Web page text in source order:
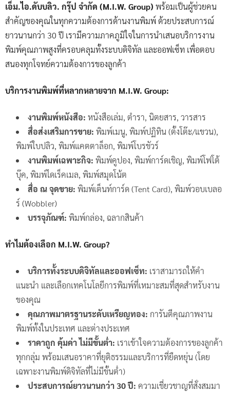
เอ็ม.ไอ.ดับบลิว. กรุ๊ป จำกัด (M.I.W. Group) พร้อมเป็นผู้ช่วยคน
สำคัญของคุณในทุกความต้องการด้านงานพิมพ์ ด้วยประสบการณ์
ยาวนานกว่า 30 ปี เรามีความภาคภูมิใจในการนำเสนอบริการงาน
พิมพ์คุณภาพสูงที่ครอบคลุมทั้งระบบดิจิทัล และออฟเซ็ท เพื่อตอบ
สนองทุกโจทย์ความต้องการของลูกค้า
บริการงานพิมพ์ที่หลากหลายจาก M.I.W. Group:
งานพิมพ์หนังสือ: หนังสือเล่ม, ตำรา, นิตยสาร, วารสาร
สื่อส่งเสริมการขาย: พิมพ์เมนู, พิมพ์ปฏิทิน (ตั้งโต๊ะ/แขวน),
พิมพ์ใบปลิว, พิมพ์แคตตาล็อก, พิมพ์โบรชัวร์
งานพิมพ์เฉพาะกิจ: พิมพ์คูปอง, พิมพ์การ์ดเชิญ, พิมพ์โฟโต้
บุ๊ค, พิมพ์ไดเร็คเมล, พิมพ์สมุดโน้ต
สื่อ ณ จุดขาย: พิมพ์เต็นท์การ์ด (Tent Card), พิมพ์วอบเบลอ
ร์ (Wobbler)
บรรจุภัณฑ์: พิมพ์กล่อง, ฉลากสินค้า
ทำไมต้องเลือก M.I.W. Group?
บริการทั้งระบบดิจิทัลและออฟเซ็ท: เราสามารถให้คำ
แนะนำ และเลือกเทคโนโลยีการพิมพ์ที่เหมาะสมที่สุดสำหรับงาน
ของคุณ
คุณภาพมาตรฐานระดับเหรียญทอง: การันตีคุณภาพงาน
พิมพ์ทั้งในประเทศ และต่างประเทศ
ราคาถูก คุ้มค่า ไม่มีขั้นต่ำ: เราเข้าใจความต้องการของลูกค้า
ทุกกลุ่ม พร้อมเสนอราคาที่ยุติธรรมและบริการที่ยืดหยุ่น (โดย
เฉพาะงานพิมพ์ดิจิทัลที่ไม่มีขั้นต่ำ)
ประสบการณ์ยาวนานกว่า 30 ปี: ความเชี่ยวชาญที่สั่งสมมา